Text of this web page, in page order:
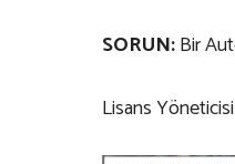
SORUN:Bir
Lisans